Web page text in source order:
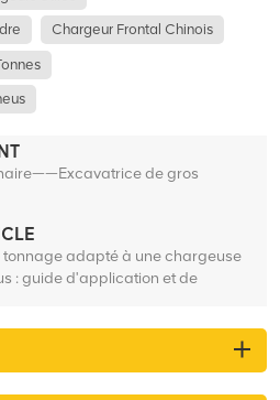
Chargeur Frontal Chinois
de gros
tonnage adapté à une chargeuse
: guide d'application et de